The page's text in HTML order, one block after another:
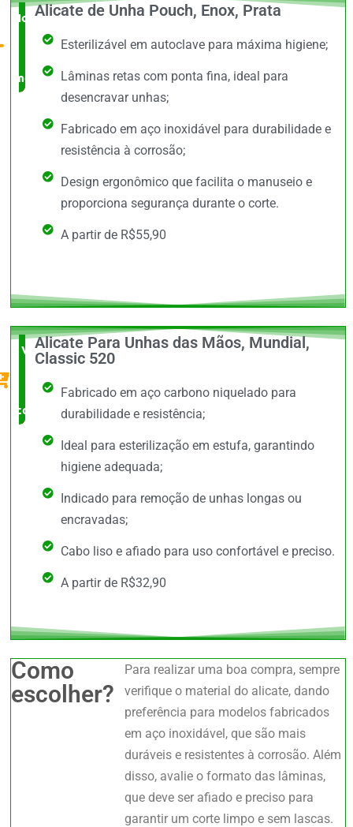
Novidade
no
mercado
Alicate de Unha Pouch, Enox, Prata
Esterilizável em autoclave para máxima higiene;
Lâminas retas com ponta fina, ideal para
desencravar unhas;
Fabricado em aço inoxidável para durabilidade e
resistência à corrosão;
Design ergonômico que facilita o manuseio e
proporciona segurança durante o corte.
A partir de R$55,90
Vale a
Pena
comprar
Alicate Para Unhas das Mãos, Mundial,
Classic 520
Fabricado em aço carbono niquelado para
durabilidade e resistência;
Ideal para esterilização em estufa, garantindo
higiene adequada;
Indicado para remoção de unhas longas ou
encravadas;
Cabo liso e afiado para uso confortável e preciso.
A partir de R$32,90
Como
escolher?
Para realizar uma boa compra, sempre
verifique o material do alicate, dando
preferência para modelos fabricados
em aço inoxidável, que são mais
duráveis e resistentes à corrosão. Além
disso, avalie o formato das lâminas,
que deve ser afiado e preciso para
garantir um corte limpo e sem lascas.